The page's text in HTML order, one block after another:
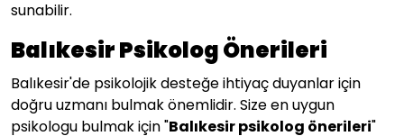
sunabilir.
Balıkesir Psikolog Önerileri
Balıkesir'de psikolojik desteğe ihtiyaç duyanlar için
doğru uzmanı bulmak önemlidir. Size en uygun
psikologu bulmak için "
Balıkesir psikolog önerileri